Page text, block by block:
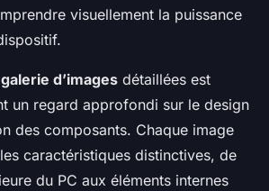
visuellement la puissance
galerie d’images détaillées est
un regard approfondi sur le design
des composants. Chaque image
caractéristiques distinctives, de
du PC aux éléments internes